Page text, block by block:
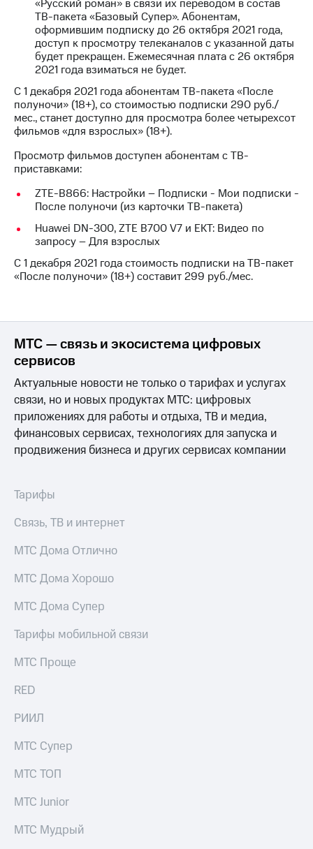
Пополнить
номер
МТС
Настройки
автоплатежа
Пополнить
номер
другого
оператора
Оплата
и
ТВ
Переводы
с
телефона
на карту
по QR-
за границей
магазин
Смартфоны
Наушники
и
трекеры
Умный
и
«Русский роман» в связи их переводом в состав
ТВ-пакета «Базовый Супер». Абонентам,
оформившим подписку до 26 октября 2021 года,
доступ к просмотру телеканалов с указанной даты
будет прекращен. Ежемесячная плата с 26 октября
2021 года взиматься не будет.
С 1 декабря 2021 года абонентам ТВ-пакета «После
полуночи» (18+), со стоимостью подписки 290 руб./
мес., станет доступно для просмотра более четырехсот
фильмов «для взрослых» (18+).
Просмотр фильмов доступен абонентам с ТВ-
приставками:
ZTE-B866: Настройки – Подписки - Мои подписки -
После полуночи (из карточки ТВ-пакета)
Huawei DN-300, ZTE B700 V7 и EKT: Видео по
запросу – Для взрослых
С 1 декабря 2021 года стоимость подписки на ТВ-пакет
«После полуночи» (18+) составит 299 руб./мес.
МТС — связь и экосистема цифровых
сервисов
Актуальные новости не только о тарифах и услугах
связи, но и новых продуктах МТС: цифровых
приложениях для работы и отдыха, ТВ и медиа,
финансовых сервисах, технологиях для запуска и
продвижения бизнеса и других сервисах компании
Тарифы
Связь, ТВ и интернет
МТС Дома Отлично
МТС Дома Хорошо
МТС Дома Супер
Тарифы мобильной связи
МТС Проще
RED
РИИЛ
МТС Супер
МТС ТОП
МТС Junior
МТС Мудрый